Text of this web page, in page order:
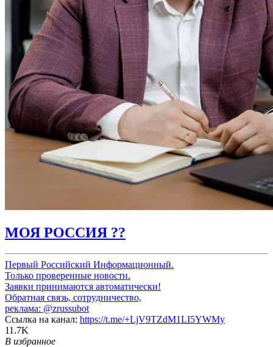
МОЯ РОССИЯ ??
Первый Российский Информационный.
Только проверенные новости.
Заявки принимаются автоматически!
Обратная связь, сотрудничество,
реклама: @zrussubot
Ссылка на канал: https://t.me/+LjV9TZdM1LI5YWMy
11.7K
В избранное